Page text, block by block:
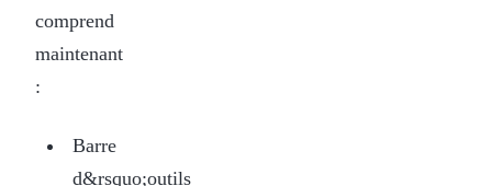
comprend
maintenant
:
Barre
d&rsquo;outils